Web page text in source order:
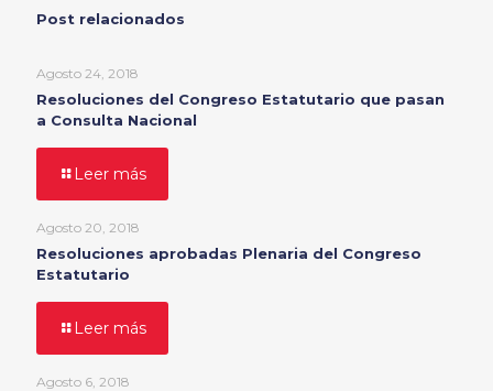
Post relacionados
Agosto 24, 2018
Resoluciones del Congreso Estatutario que pasan
a Consulta Nacional
Leer más
Agosto 20, 2018
Resoluciones aprobadas Plenaria del Congreso
Estatutario
Leer más
Agosto 6, 2018